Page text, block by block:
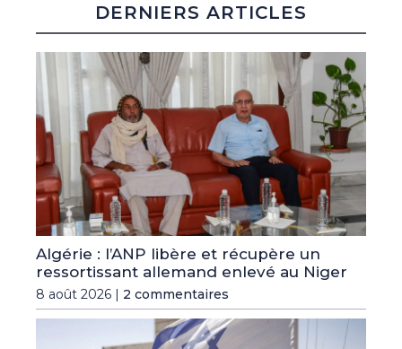
DERNIERS ARTICLES
Algérie : l’ANP libère et récupère un
ressortissant allemand enlevé au Niger
8 août 2026 | 2 commentaires